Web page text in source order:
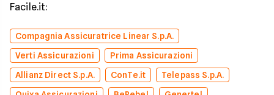
Facile.it:
Compagnia Assicuratrice Linear S.p.A.
Verti Assicurazioni
Prima Assicurazioni
Allianz Direct S.p.A.
ConTe.it
Telepass S.p.A.